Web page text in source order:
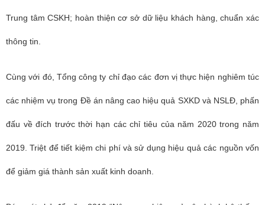
Trung tâm CSKH; hoàn thiện cơ sở dữ liệu khách hàng, chuẩn xác
thông tin.
Cùng với đó, Tổng công ty chỉ đạo các đơn vị thực hiện nghiêm túc
các nhiệm vụ trong Đề án nâng cao hiệu quả SXKD và NSLĐ, phấn
đấu về đích trước thời hạn các chỉ tiêu của năm 2020 trong năm
2019. Triệt để tiết kiệm chi phí và sử dụng hiệu quả các nguồn vốn
để giảm giá thành sản xuất kinh doanh.